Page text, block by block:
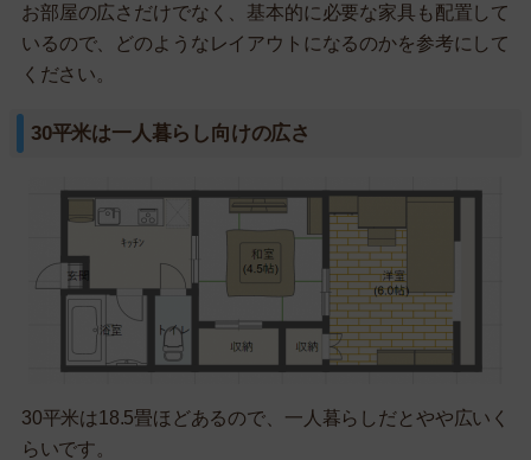
お部屋の広さだけでなく、基本的に必要な家具も配置して
いるので、どのようなレイアウトになるのかを参考にして
ください。
30平米は一人暮らし向けの広さ
30平米は18.5畳ほどあるので、一人暮らしだとやや広いく
らいです。